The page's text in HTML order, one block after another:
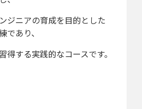
ジニアの育成を目的とした
であり、
得する実践的なコースです。